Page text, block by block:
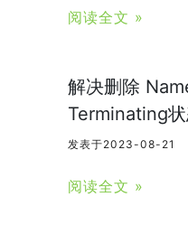
阅读全文 »
解决删除
Terminating
发表于2023-08-21
阅读全文 »